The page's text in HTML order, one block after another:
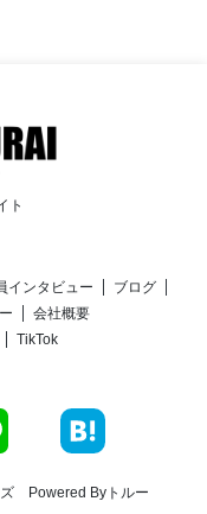
ト
インタビュー
ブログ
会社概要
TikTok
ズ Powered Byトルー